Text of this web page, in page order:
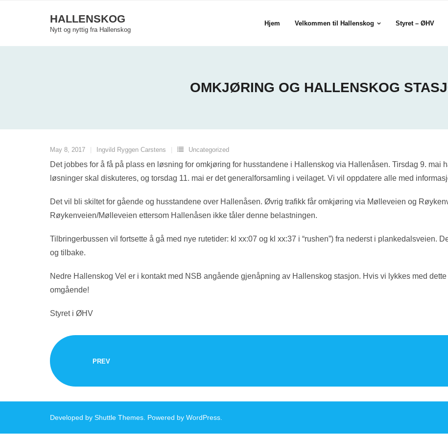
HALLENSKOG
Nytt og nyttig fra Hallenskog
Hjem Velkommen til Hallenskog Styret – ØHV
OMKJØRING OG HALLENSKOG
May 8, 2017 Ingvild Ryggen Carstens Uncategorized
Det jobbes for å få på plass en løsning for omkjøring for husstandene i Hallenskog via Hallenåsen. Tirsdag 9. mai
løsninger skal diskuteres, og torsdag 11. mai er det generalforsamling i veilaget. Vi vil oppdatere alle med
Det vil bli skiltet for gående og husstandene over Hallenåsen. Øvrig trafikk får omkjøring via Mølleveien og
Røykenveien/Mølleveien ettersom Hallenåsen ikke tåler denne belastningen.
Tilbringerbussen vil fortsette å gå med nye rutetider: kl xx:07 og kl xx:37 i “rushen”) fra nederst i plankedalsveien.
og tilbake.
Nedre Hallenskog Vel er i kontakt med NSB angående gjenåpning av Hallenskog stasjon. Hvis vi lykkes med
omgående!
Styret i ØHV
PREV
Developed by Shuttle Themes . Powered by WordPress